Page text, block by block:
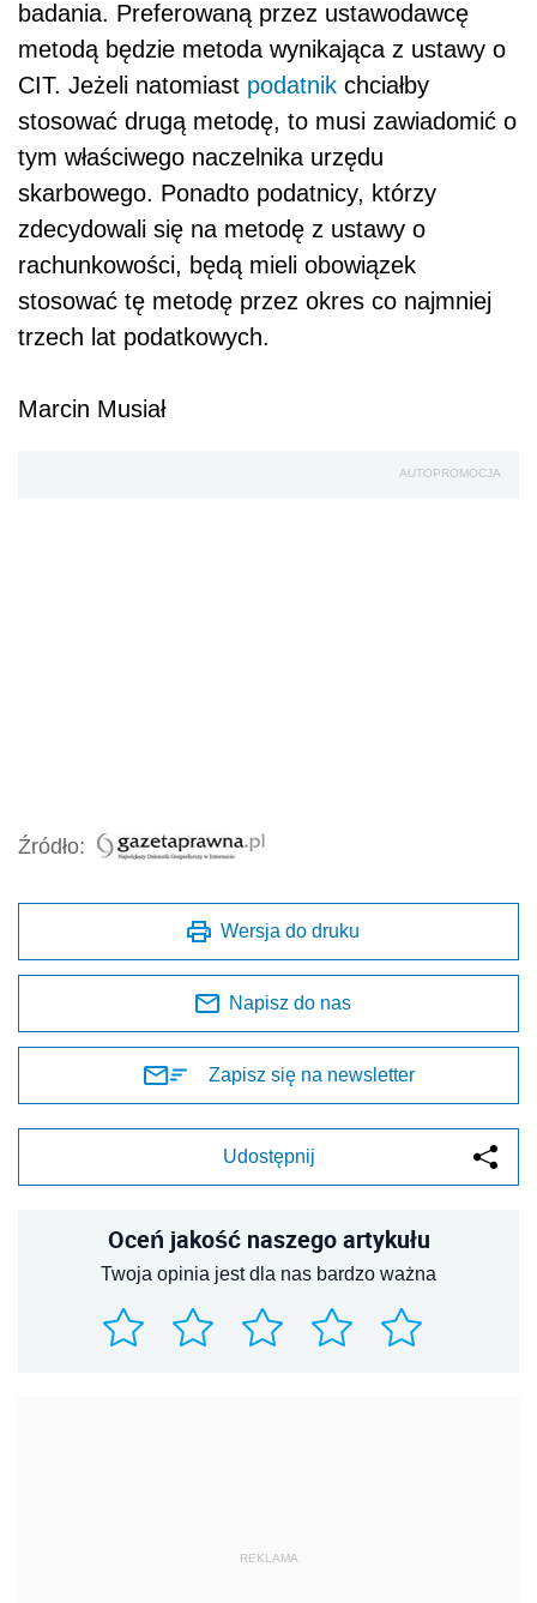
badania. Preferowaną przez ustawodawcę
metodą będzie metoda wynikająca z ustawy o
CIT. Jeżeli natomiast podatnik chciałby
stosować drugą metodę, to musi zawiadomić o
tym właściwego naczelnika urzędu
skarbowego. Ponadto podatnicy, którzy
zdecydowali się na metodę z ustawy o
rachunkowości, będą mieli obowiązek
stosować tę metodę przez okres co najmniej
trzech lat podatkowych.
Marcin Musiał
AUTOPROMOCJA
Źródło:
Wersja do druku
Napisz do nas
Zapisz się na newsletter
Udostępnij
Oceń jakość naszego artykułu
Twoja opinia jest dla nas bardzo ważna
REKLAMA